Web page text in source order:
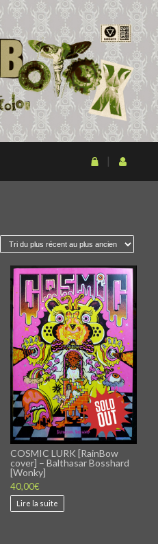
COSMIC LURK [RainBow
cover] – Balthasar Bosshard
[Wonky]
40,00€
Lire la suite